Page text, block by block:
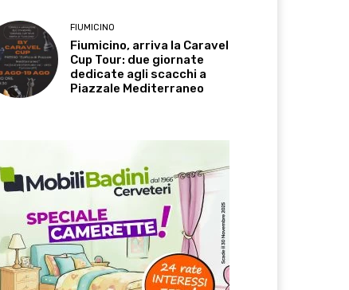
FIUMICINO
Fiumicino, arriva la Caravel
Cup Tour: due giornate
dedicate agli scacchi a
Piazzale Mediterraneo